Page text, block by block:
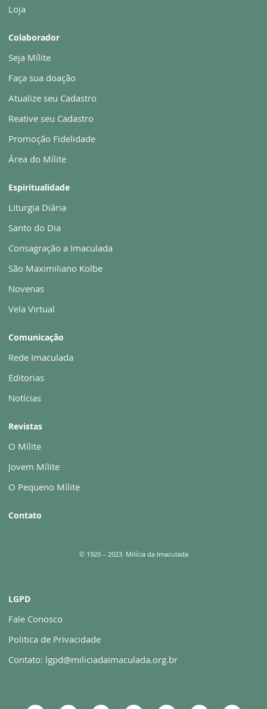
Loja
Colaborador
Seja Mílite
Faça sua doação
Atualize seu Cadastro
Reative seu Cadastro
Promoção Fidelidade
Área do Mílite
Espiritualidade
Liturgia Diária
Santo do Dia
Consagração a Imaculada
São Maximiliano Kolbe
Novenas
Vela Virtual
Comunicação
Rede Imaculada
Editorias
Notícias
Revistas
O Mílite
Jovem Mílite
O Pequeno Mílite
Contato
© 1920 – 2023. Milícia da Imaculada
LGPD
Fale Conosco
Politica de Privacidade
Contato: lgpd@miliciadaimaculada.org.br